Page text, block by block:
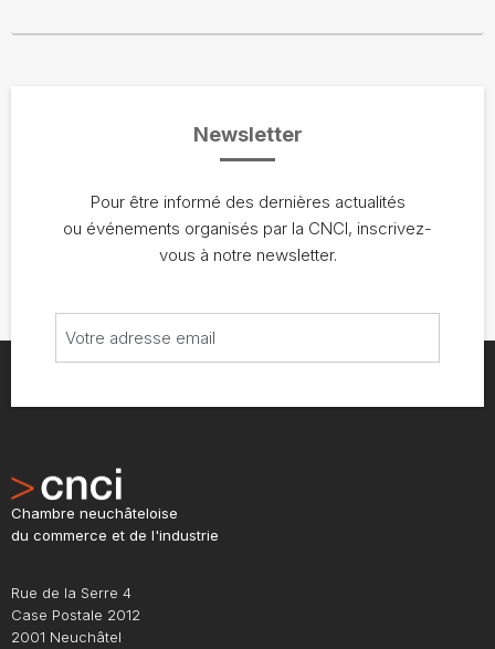
Newsletter
Pour être informé des dernières actualités
ou événements organisés par la CNCI, inscrivez-
vous à notre newsletter.
Chambre neuchâteloise
du commerce et de l'industrie
Rue de la Serre 4
Case Postale 2012
2001 Neuchâtel